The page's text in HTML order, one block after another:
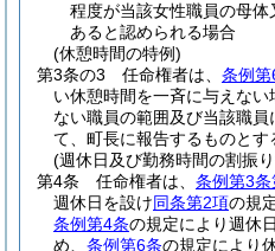
程度が当該女性職員の母
あると認められる場合
(休憩時間の特例)
第3条の3
任命権者は、 条例
い休憩時間を一斉に与えな
ない職員の範囲及び当該職
て、町長に報告するものとす
(週休日及び勤務時間の割振
第4条
任命権者は、 条例第3
週休日を設け同条第2項の規
条例第4条の規定により週休
め、 条例第6条の規定により